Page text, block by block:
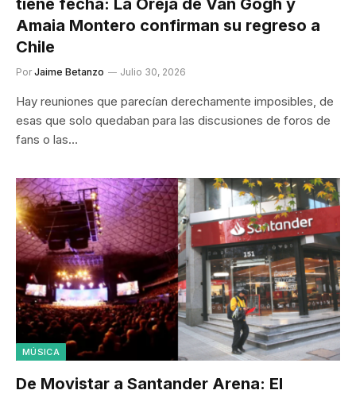
tiene fecha: La Oreja de Van Gogh y
Amaia Montero confirman su regreso a
Chile
Por Jaime Betanzo Julio 30, 2026
Hay reuniones que parecían derechamente imposibles, de
esas que solo quedaban para las discusiones de foros de
fans o las…
MÚSICA
De Movistar a Santander Arena: El